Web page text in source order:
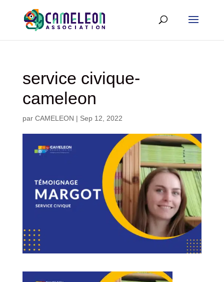
service civique-
cameleon
par CAMELEON | Sep 12, 2022